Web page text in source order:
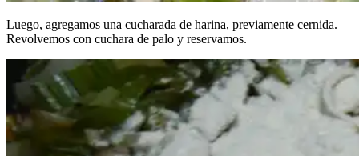
Luego, agregamos una cucharada de harina, previamente cernida.
Revolvemos con cuchara de palo y reservamos.